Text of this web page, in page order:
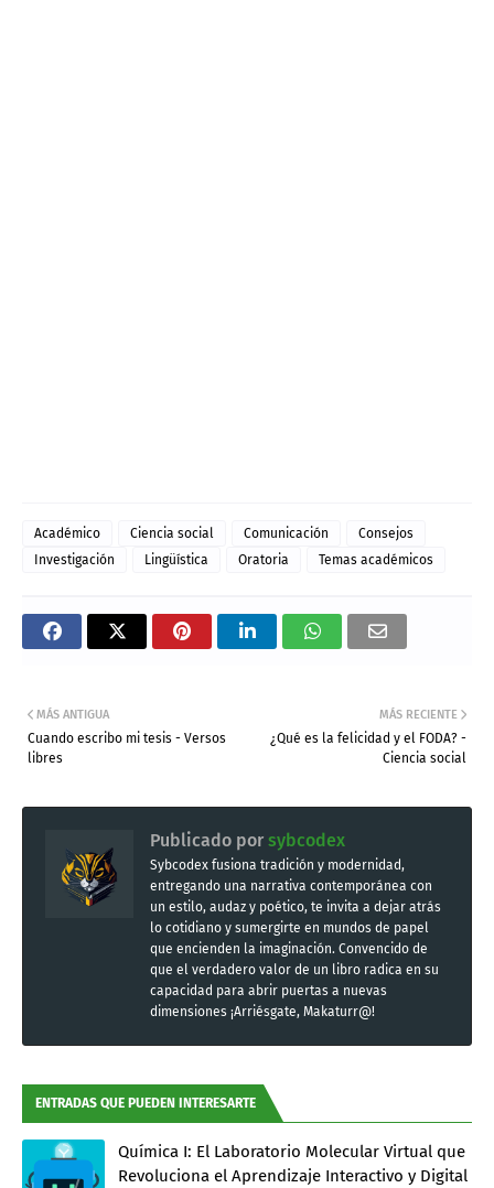
Académico Ciencia social Comunicación
Consejos
Investigación
Lingüística Oratoria Temas académicos
MÁS RECIENTE
¿Qué es la felicidad y el FODA? -
Ciencia social
MÁS ANTIGUA
Cuando escribo mi tesis - Versos
libres
Publicado por sybcodex
Sybcodex fusiona tradición y modernidad,
entregando una narrativa contemporánea con
un estilo, audaz y poético, te invita a dejar atrás
lo cotidiano y sumergirte en mundos de papel
que encienden la imaginación. Convencido de
que el verdadero valor de un libro radica en su
capacidad para abrir puertas a nuevas
dimensiones ¡Arriésgate, Makaturr@!
ENTRADAS QUE PUEDEN INTERESARTE
Química I: El Laboratorio Molecular Virtual que
Revoluciona el Aprendizaje Interactivo y Digital